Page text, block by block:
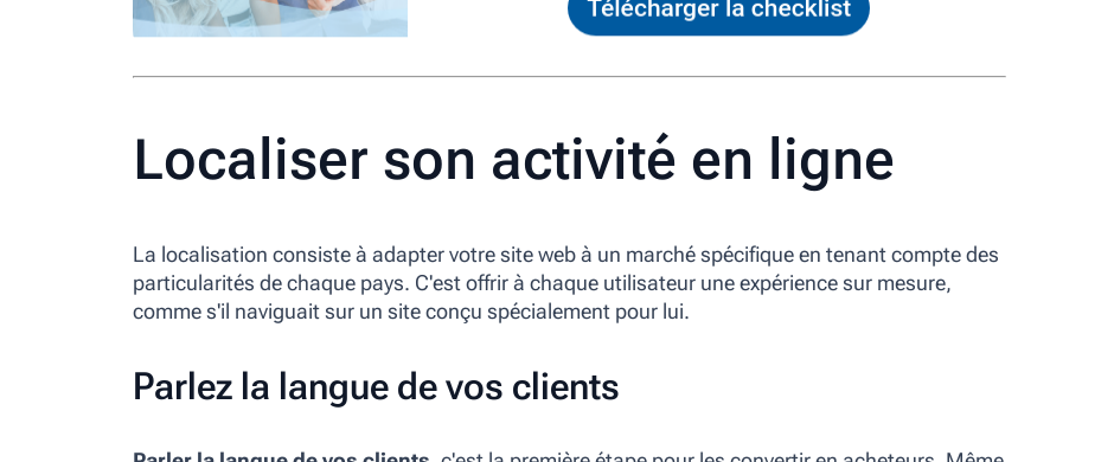
Localiser son activité en ligne
La localisation consiste à adapter votre site web à un marché spécifique en tenant compte des
particularités de chaque pays. C'est offrir à chaque utilisateur une expérience sur mesure,
comme s'il naviguait sur un site conçu spécialement pour lui.
Parlez la langue de vos clients